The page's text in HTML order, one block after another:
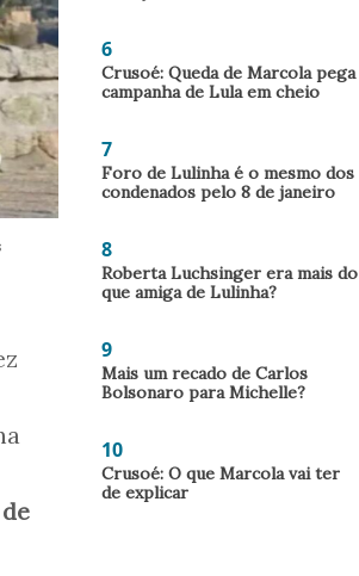
6
Crusoé: Queda de Marcola pega
campanha de Lula em cheio
7
Foro de Lulinha é o mesmo dos
condenados pelo 8 de janeiro
8
Roberta Luchsinger era mais do
que amiga de Lulinha?
9
Mais um recado de Carlos
Bolsonaro para Michelle?
10
Crusoé: O que Marcola vai ter
de explicar